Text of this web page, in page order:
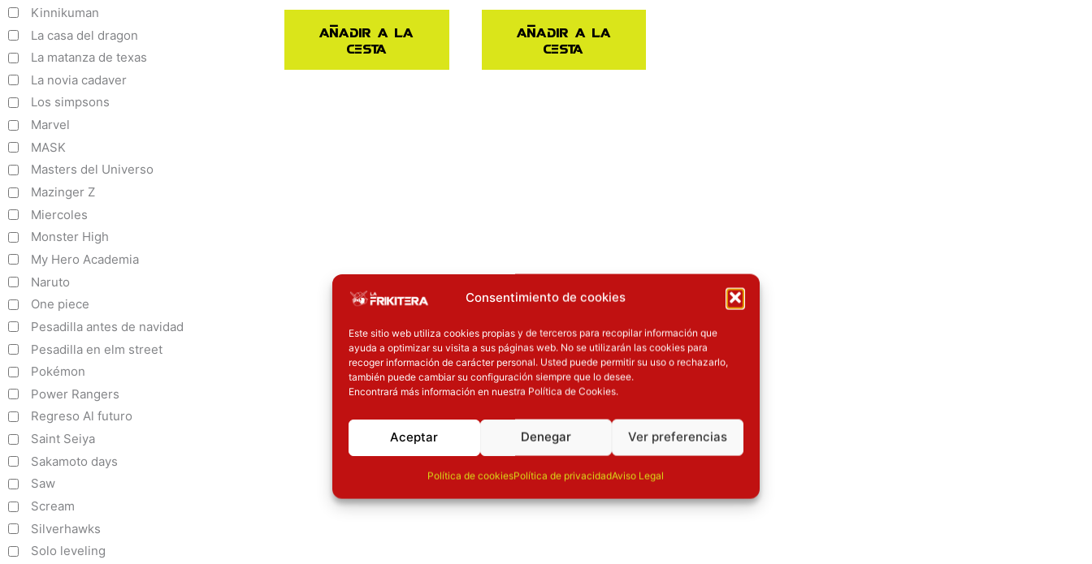
Consentimiento de cookies
Este sitio web utiliza cookies propias y de terceros para recopilar información que
ayuda a optimizar su visita a sus páginas web. No se utilizarán las cookies para
recoger información de carácter personal. Usted puede permitir su uso o rechazarlo,
también puede cambiar su configuración siempre que lo desee.
Encontrará más información en nuestra Política de Cookies.
Aceptar Denegar Ver preferencias
Política de cookiesPolítica de privacidadAviso Legal
Kinnikuman
La casa del dragon
La matanza de texas
La novia cadaver
Los simpsons
Marvel
MASK
Masters del Universo
Mazinger Z
Miercoles
Monster High
My Hero Academia
Naruto
One piece
Pesadilla antes de navidad
Pesadilla en elm street
Pokémon
Power Rangers
Regreso Al futuro
Saint Seiya
Sakamoto days
Saw
Scream
Silverhawks
Solo leveling
Añadir a la
cesta
Añadir a la
cesta